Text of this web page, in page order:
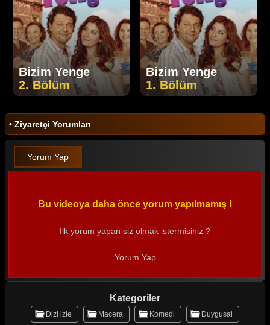
Bizim Yenge
2. Bölüm
Bizim Yenge
1. Bölüm
• Ziyaretçi Yorumları
Yorum Yap
Bu videoya daha önce yorum yapılmamış !
İlk yorum yapan siz olmak istermisiniz ?
Yorum Yap
Kategoriler
Dizi izle Macera Komedi Duygusal